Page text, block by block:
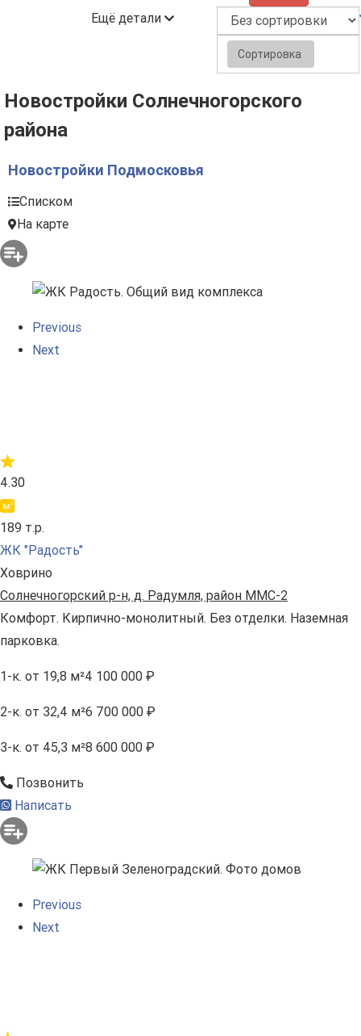
Ещё детали
Сортировка
Новостройки Солнечногорского
района
Новостройки Подмосковья
Списком
На карте
Previous
Next
4.30
189 т.р.
ЖК "Радость"
Ховрино
Солнечногорский р-н, д. Радумля, район ММС-2
Комфорт. Кирпично-монолитный. Без отделки. Наземная
парковка.
1-к. от 19,8 м²4 100 000 ₽
2-к. от 32,4 м²6 700 000 ₽
3-к. от 45,3 м²8 600 000 ₽
Позвонить
Написать
Previous
Next